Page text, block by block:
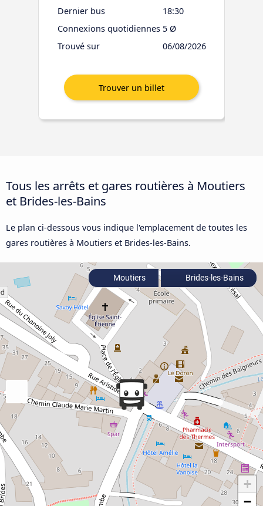
Dernier bus
18:30
Connexions quotidiennes 5 Ø
Trouvé sur
06/08/2026
Tous les arrêts et gares routières à Moutiers
et Brides-les-Bains
Le plan ci-dessous vous indique l'emplacement de toutes les
gares routières à Moutiers et Brides-les-Bains.
+
−
Moutiers Brides-les-Bains